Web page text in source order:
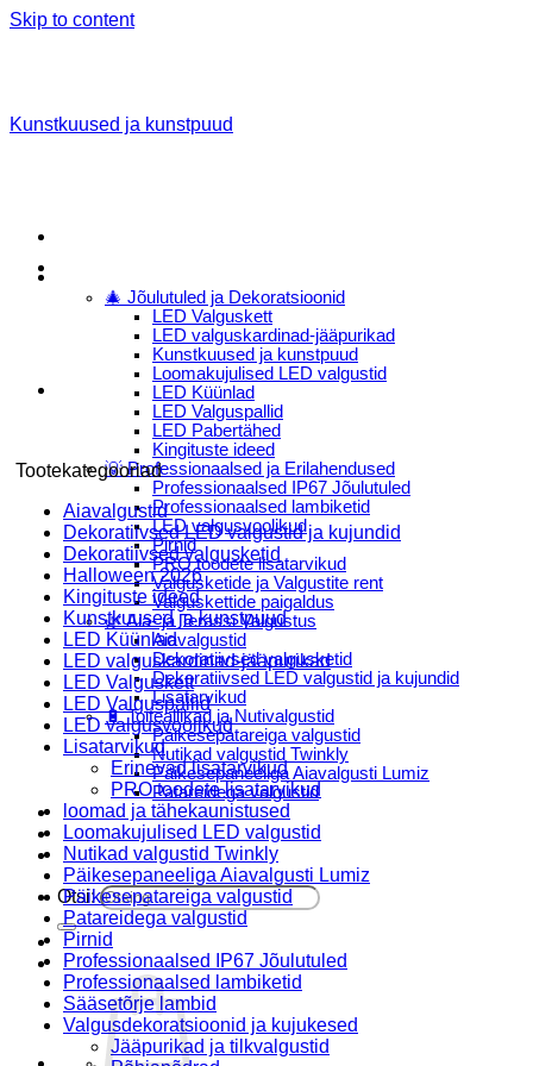
Skip to content
🎄 Jõulutuled ja Dekoratsioonid
LED Valguskett
LED valguskardinad-jääpurikad
Kunstkuused ja kunstpuud
Loomakujulised LED valgustid
LED Küünlad
LED Valguspallid
LED Pabertähed
Kingituste ideed
💡 Professionaalsed ja Erilahendused
Professionaalsed IP67 Jõulutuled
Professionaalsed lambiketid
LED valgusvoolikud
Pirnid
PRO toodete lisatarvikud
Valgusketide ja Valgustite rent
Valguskettide paigaldus
🌿 Aia- ja Terassi Valgustus
Aiavalgustid
Dekoratiivsed valgusketid
Dekoratiivsed LED valgustid ja kujundid
Lisatarvikud
🔋 Toiteallikad ja Nutivalgustid
Päikesepatareiga valgustid
Nutikad valgustid Twinkly
Päikesepaneeliga Aiavalgusti Lumiz
Patareidega valgustid
Päikeselaternad Lumiz
Valguskettide paigaldus
Blogi
Otsi:
Kunstkuused ja kunstpuud
Tootekategooriad
Aiavalgustid
Dekoratiivsed LED valgustid ja kujundid
Dekoratiivsed valgusketid
Halloween 2026
Kingituste ideed
Kunstkuused ja kunstpuud
LED Küünlad
LED valguskardinad-jääpurikad
LED Valguskett
LED Valguspallid
LED valgusvoolikud
Lisatarvikud
Erinevad lisatarvikud
PRO toodete lisatarvikud
loomad ja tähekaunistused
Loomakujulised LED valgustid
Nutikad valgustid Twinkly
Päikesepaneeliga Aiavalgusti Lumiz
Päikesepatareiga valgustid
Patareidega valgustid
Pirnid
Professionaalsed IP67 Jõulutuled
Professionaalsed lambiketid
Sääsetõrje lambid
Valgusdekoratsioonid ja kujukesed
Jääpurikad ja tilkvalgustid